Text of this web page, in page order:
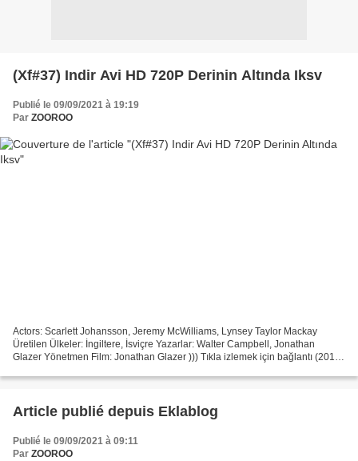
(Xf#37) Indir Avi HD 720P Derinin Altında Iksv
Publié le 09/09/2021 à 19:19
Par ZOOROO
Actors: Scarlett Johansson, Jeremy McWilliams, Lynsey Taylor Mackay
Üretilen Ülkeler: İngiltere, İsviçre Yazarlar: Walter Campbell, Jonathan
Glazer Yönetmen Film: Jonathan Glazer ))) Tıkla izlemek için bağlantı (2013)
Article publié depuis Eklablog
Publié le 09/09/2021 à 09:11
Par ZOOROO